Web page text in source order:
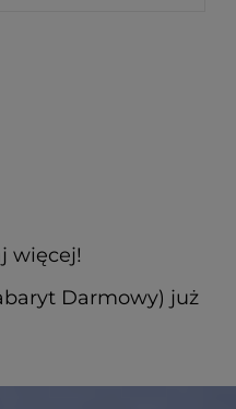
więcej!
Darmowy) już